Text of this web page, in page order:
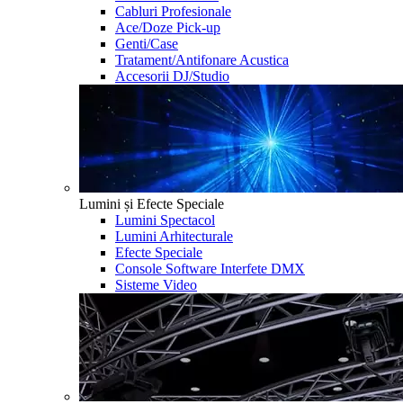
Cabluri Profesionale
Ace/Doze Pick-up
Genti/Case
Tratament/Antifonare Acustica
Accesorii DJ/Studio
Lumini și Efecte Speciale
Lumini Spectacol
Lumini Arhitecturale
Efecte Speciale
Console Software Interfete DMX
Sisteme Video